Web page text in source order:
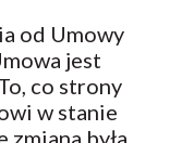
od Umowy
jest
co strony
w stanie
zmiana była